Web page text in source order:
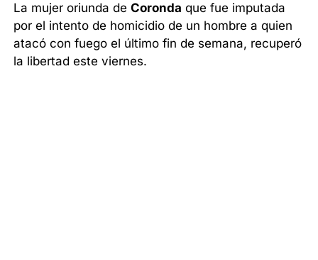
La mujer oriunda deCoronda que fue imputada
por el intento de homicidio de un hombre a quien
atacó con fuego el último fin de semana, recuperó
la libertad este viernes.